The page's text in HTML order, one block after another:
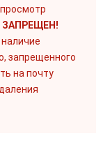
ЗАПРЕЩЕН!
наличие
запрещенного
на почту